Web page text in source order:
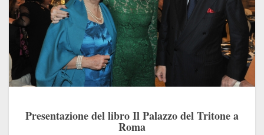
Presentazione del libro Il Palazzo del Tritone a
Roma